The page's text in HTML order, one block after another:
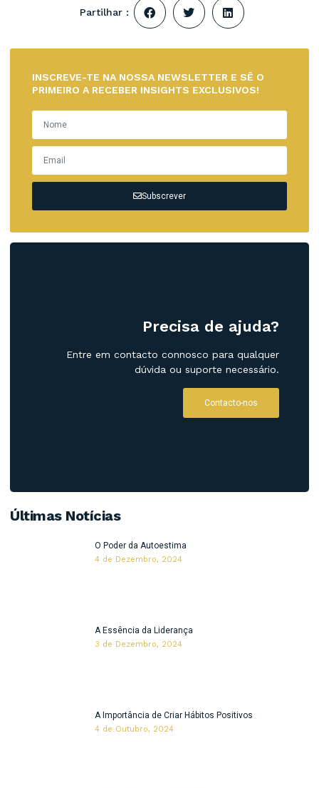
Partilhar :
INSCREVE-TE NA NOSSA NEWSLETTER E SÊ O
PRIMEIRO A RECEBER INSIGHTS EXCLUSIVOS!
Subscrever
Precisa de ajuda?
Entre em contacto connosco para qualquer
dúvida ou suporte necessário.
Contacto-nos
Últimas Notícias
O Poder da Autoestima
4 de Dezembro, 2024
A Essência da Liderança
3 de Dezembro, 2024
A Importância de Criar Hábitos Positivos
4 de Outubro, 2024